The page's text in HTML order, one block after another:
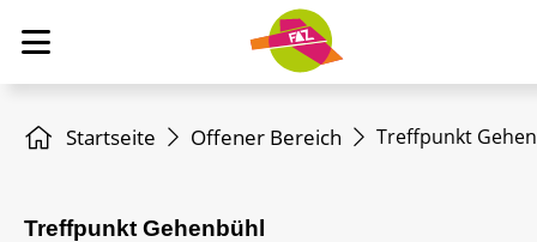
Startseite Offener Bereich Treffpunkt
Treffpunkt Gehenbühl